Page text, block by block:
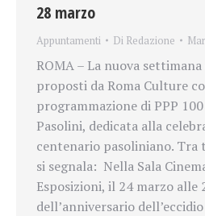
28 marzo
Appuntamenti Di Redazione
ROMA – La nuova
proposti da Roma Culture
programmazione di PPP
Pasolini, dedicata alla
centenario pasoliniano.
si segnala: Nella Sala
Esposizioni, il 24 marzo alle
dell’anniversario